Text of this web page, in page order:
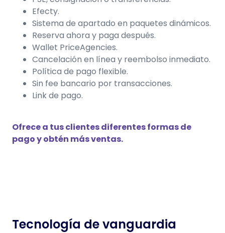
Efecty.
Sistema de apartado en paquetes dinámicos.
Reserva ahora y paga después.
Wallet PriceAgencies.
Cancelación en línea y reembolso inmediato.
Política de pago flexible.
Sin fee bancario por transacciones.
Link de pago.
Ofrece a tus clientes diferentes formas de
pago y obtén más ventas.
Tecnología de vanguardia